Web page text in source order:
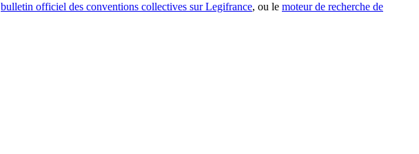
bulletin officiel des conventions collectives sur Legifrance, ou le moteur de recherche de